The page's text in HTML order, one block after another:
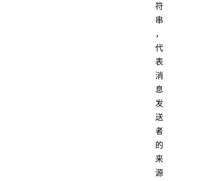
符
串
，
代
表
消
息
发
送
者
的
来
源